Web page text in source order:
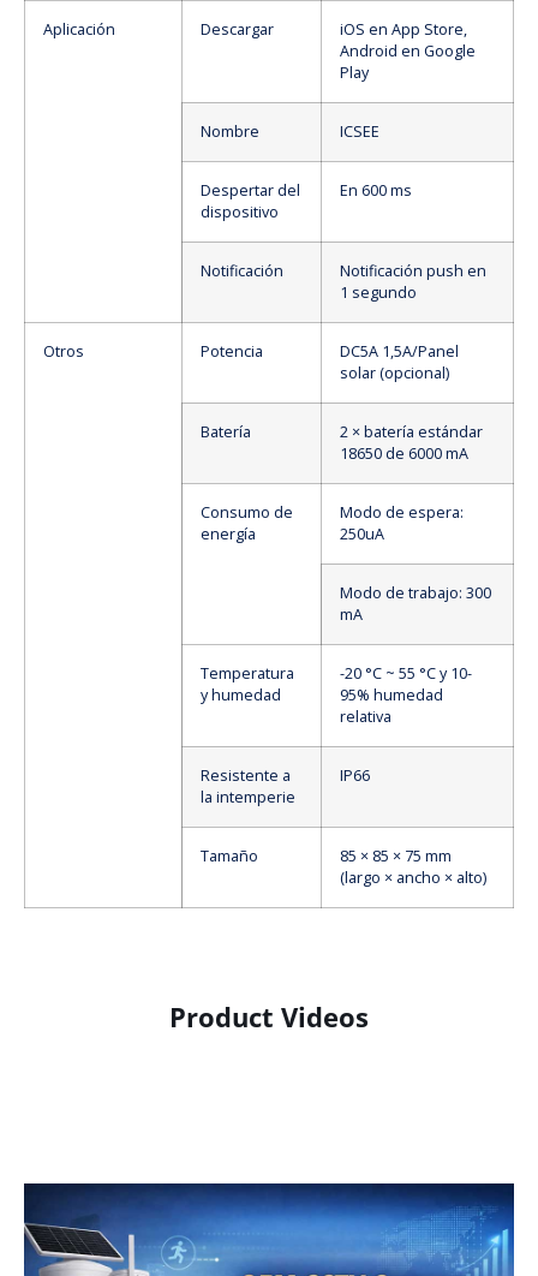
Aplicación Descargar
iOS en App Store,
Android en Google
Play
Nombre ICSEE
Despertar del
dispositivo
En 600 ms
Notificación
Notificación push en
1 segundo
Otros Potencia
DC5A 1,5A/Panel
solar (opcional)
Batería
2 × batería estándar
18650 de 6000 mA
Consumo de
energía
Modo de espera:
250uA
Modo de trabajo: 300
mA
Temperatura
y humedad
-20 °C ~ 55 °C y 10-
95% humedad
relativa
Resistente a
la intemperie
IP66
Tamaño
85 × 85 × 75 mm
(largo × ancho × alto)
Product Videos